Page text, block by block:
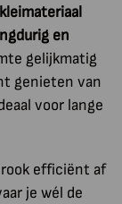
en
gelijkmatig
genieten van
voor lange
efficiënt af
je wél de